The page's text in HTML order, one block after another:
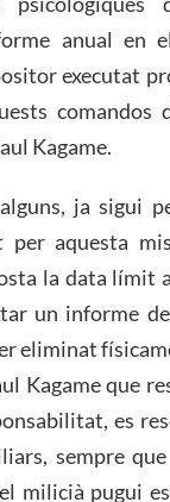
anual en
executat
comandos
Kagame.
ja sigui
per aquesta
la data límit
un informe
eliminat
Kagame que
es
sempre
milicià pugui